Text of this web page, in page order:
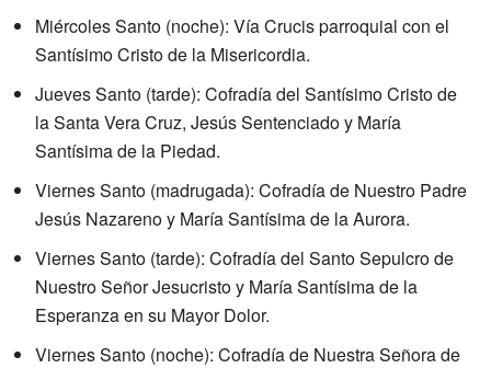
Miércoles Santo (noche): Vía Crucis parroquial con el
Santísimo Cristo de la Misericordia.
Jueves Santo (tarde): Cofradía del Santísimo Cristo de
la Santa Vera Cruz, Jesús Sentenciado y María
Santísima de la Piedad.
Viernes Santo (madrugada): Cofradía de Nuestro Padre
Jesús Nazareno y María Santísima de la Aurora.
Viernes Santo (tarde): Cofradía del Santo Sepulcro de
Nuestro Señor Jesucristo y María Santísima de la
Esperanza en su Mayor Dolor.
Viernes Santo (noche): Cofradía de Nuestra Señora de